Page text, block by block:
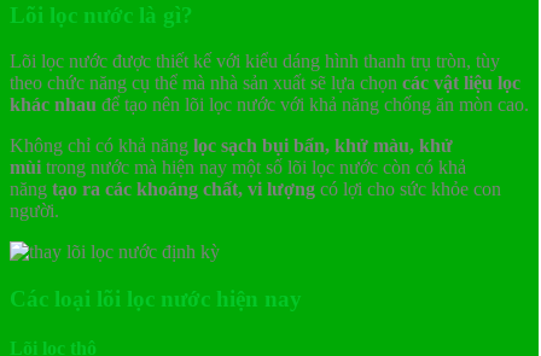
Lõi lọc nước là gì?
Lõi lọc nước được thiết kế với kiểu dáng hình thanh trụ tròn, tùy
theo chức năng cụ thể mà nhà sản xuất sẽ lựa chọn các vật liệu lọc
khác nhau để tạo nên lõi lọc nước với khả năng chống ăn mòn cao.
Không chỉ có khả năng lọc sạch bụi bẩn, khử màu, khử
mùi trong nước mà hiện nay một số lõi lọc nước còn có khả
năng tạo ra các khoáng chất, vi lượng có lợi cho sức khỏe con
người.
Các loại lõi lọc nước hiện nay
Lõi lọc thô